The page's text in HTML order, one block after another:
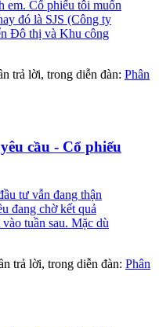
Cổ phiếu tôi muốn
đó là SJS (Công ty
Đô thị và Khu công
trả lời, trong diễn đàn: Phân
cầu - Cổ phiếu
tư vẫn đang thận
đang chờ kết quả
tuần sau. Mặc dù
trả lời, trong diễn đàn: Phân